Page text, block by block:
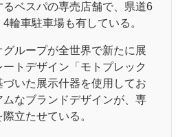
るベスパの専売店舗で、県道6
輪車駐車場も有している。
ループが全世界で新たに展
トデザイン「モトプレック
いた展示什器を使用してお
ムなブランドデザインが、専
立たせている。